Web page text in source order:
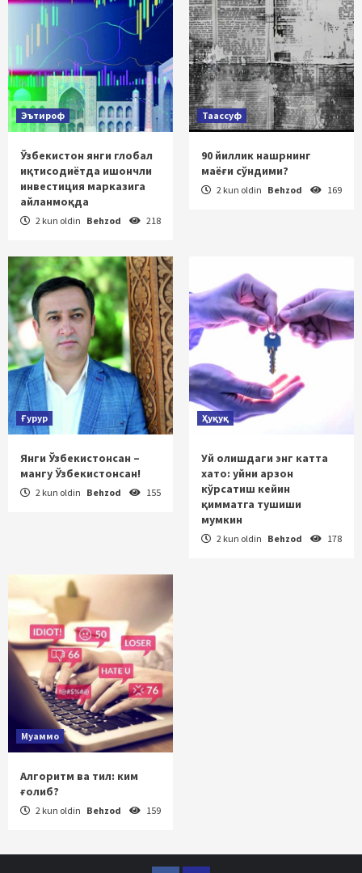
Эътироф
Ўзбекистон янги глобал
иқтисодиётда ишончли
инвестиция марказига
айланмоқда
2 kun oldin Behzod 218
Таассуф
90 йиллик нашрнинг
маёғи сўндими?
2 kun oldin Behzod 169
Ғурур
Янги Ўзбекистонсан –
мангу Ўзбекистонсан!
2 kun oldin Behzod 155
Ҳуқуқ
Уй олишдаги энг катта
хато: уйни арзон
кўрсатиш кейин
қимматга тушиши
мумкин
2 kun oldin Behzod 178
Муаммо
Алгоритм ва тил: ким
ғолиб?
2 kun oldin Behzod 159